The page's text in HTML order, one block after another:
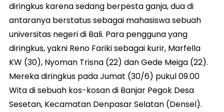
diringkus karena sedang berpesta ganja, dua di
antaranya berstatus sebagai mahasiswa sebuah
universitas negeri di Bali. Para pengguna yang
diringkus, yakni Reno Fariki sebagai kurir, Marfella
KW (30), Nyoman Trisna (22) dan Gede Meiga (22).
Mereka diringkus pada Jumat (30/6) pukul 09.00
Wita di sebuah kos-kosan di Banjar Pegok Desa
Sesetan, Kecamatan Denpasar Selatan (Densel).